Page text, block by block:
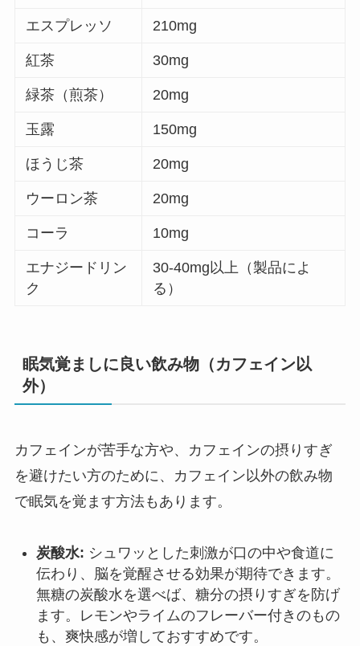
エスプレッソ 210mg
紅茶 30mg
緑茶（煎茶） 20mg
玉露 150mg
ほうじ茶 20mg
ウーロン茶 20mg
コーラ 10mg
エナジードリン
ク
30-40mg以上（製品によ
る）
眠気覚ましに良い飲み物（カフェイン以
外）
カフェインが苦手な方や、カフェインの摂りすぎ
を避けたい方のために、カフェイン以外の飲み物
で眠気を覚ます方法もあります。
炭酸水: シュワッとした刺激が口の中や食道に
伝わり、脳を覚醒させる効果が期待できます。
無糖の炭酸水を選べば、糖分の摂りすぎを防げ
ます。レモンやライムのフレーバー付きのもの
も、爽快感が増しておすすめです。